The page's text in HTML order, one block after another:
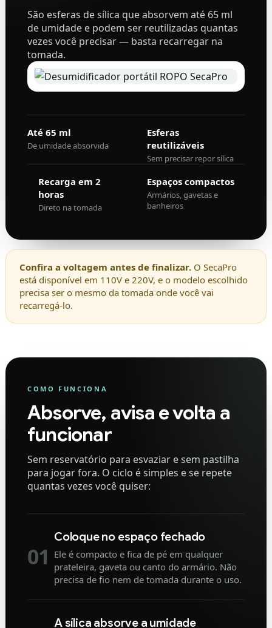
São esferas de sílica que absorvem até 65 ml
de umidade e podem ser reutilizadas quantas
vezes você precisar — basta recarregar na
tomada.
Até 65 ml
De umidade absorvida
Esferas
reutilizáveis
Sem precisar repor sílica
Recarga em 2
horas
Direto na tomada
Espaços compactos
Armários, gavetas e
banheiros
Confira a voltagem antes de finalizar. O SecaPro
está disponível em 110V e 220V, e o modelo escolhido
precisa ser o mesmo da tomada onde você vai
recarregá-lo.
COMO FUNCIONA
Absorve, avisa e volta a
funcionar
Sem reservatório para esvaziar e sem pastilha
para jogar fora. O ciclo é simples e se repete
quantas vezes você quiser:
01
Coloque no espaço fechado
Ele é compacto e fica de pé em qualquer
prateleira, gaveta ou canto do armário. Não
precisa de fio nem de tomada durante o uso.
A sílica absorve a umidade